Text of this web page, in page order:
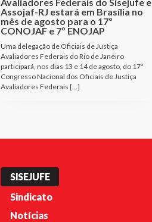
Assojaf-RJ estará em Brasília no
mês de agosto para o 17º
CONOJAF e 7º ENOJAP
Uma delegação de Oficiais de Justiça
Avaliadores Federais do Rio de Janeiro
participará, nos dias 13 e 14 de agosto, do 17º
Congresso Nacional dos Oficiais de Justiça
Avaliadores Federais […]
SISEJUFE
Sindicato
Notícias